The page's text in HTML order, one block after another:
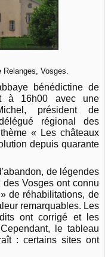
Vosges.
bénédictine de
à 16h00 avec une
président de
régional des
« Les châteaux
depuis quarante
de légendes
Vosges ont connu
de réhabilitations, de
remarquables. Les
ont corrigé et les
le tableau
: certains sites ont